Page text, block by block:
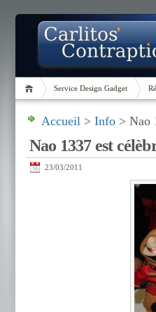
Service Design Gadget
Accueil > Info > Nao
Nao 1337 est
23/03/2011